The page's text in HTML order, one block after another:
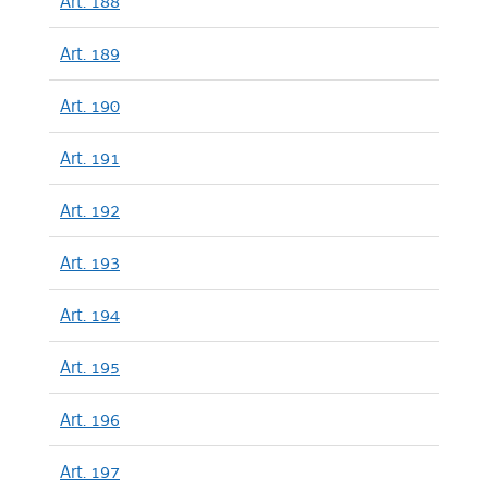
Art. 189
Art. 190
Art. 191
Art. 192
Art. 193
Art. 194
Art. 195
Art. 196
Art. 197